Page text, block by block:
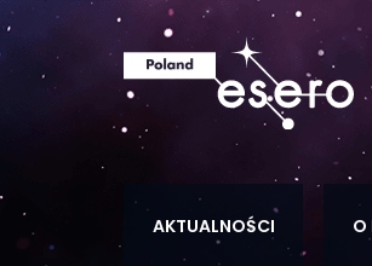
AKTUALNOŚCI O